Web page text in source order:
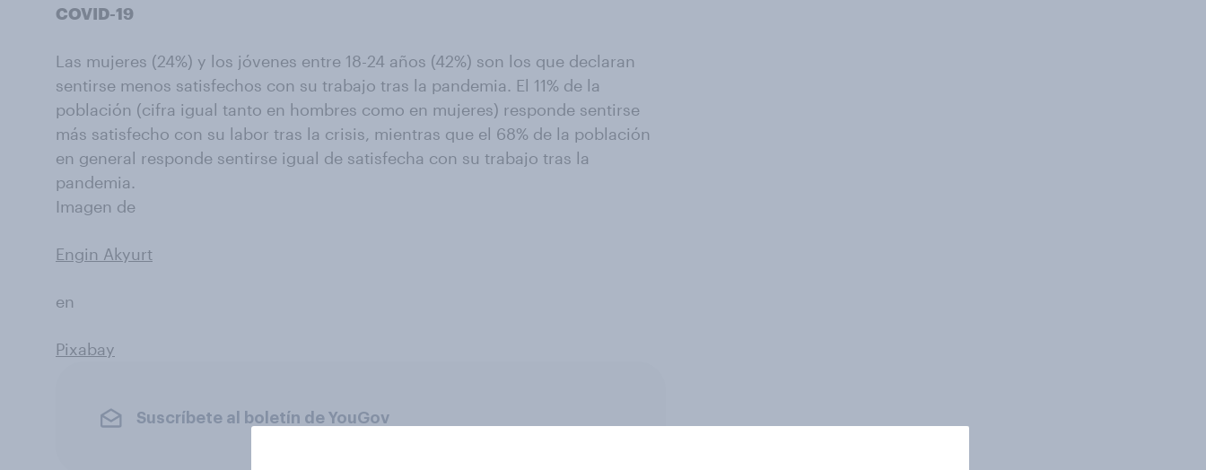
COVID-19
Las mujeres (24%) y los jóvenes entre 18-24 años (42%) son los que declaran
sentirse menos satisfechos con su trabajo tras la pandemia. El 11% de la
población (cifra igual tanto en hombres como en mujeres) responde sentirse
más satisfecho con su labor tras la crisis, mientras que el 68% de la población
en general responde sentirse igual de satisfecha con su trabajo tras la
pandemia.
Imagen de
Engin Akyurt
en
Pixabay
Suscríbete al boletín de YouGov